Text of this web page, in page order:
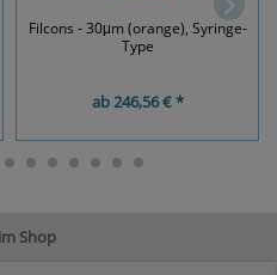
Shop
Filcons - 30μm (orange), Syringe-
Type
ab246,56 € *